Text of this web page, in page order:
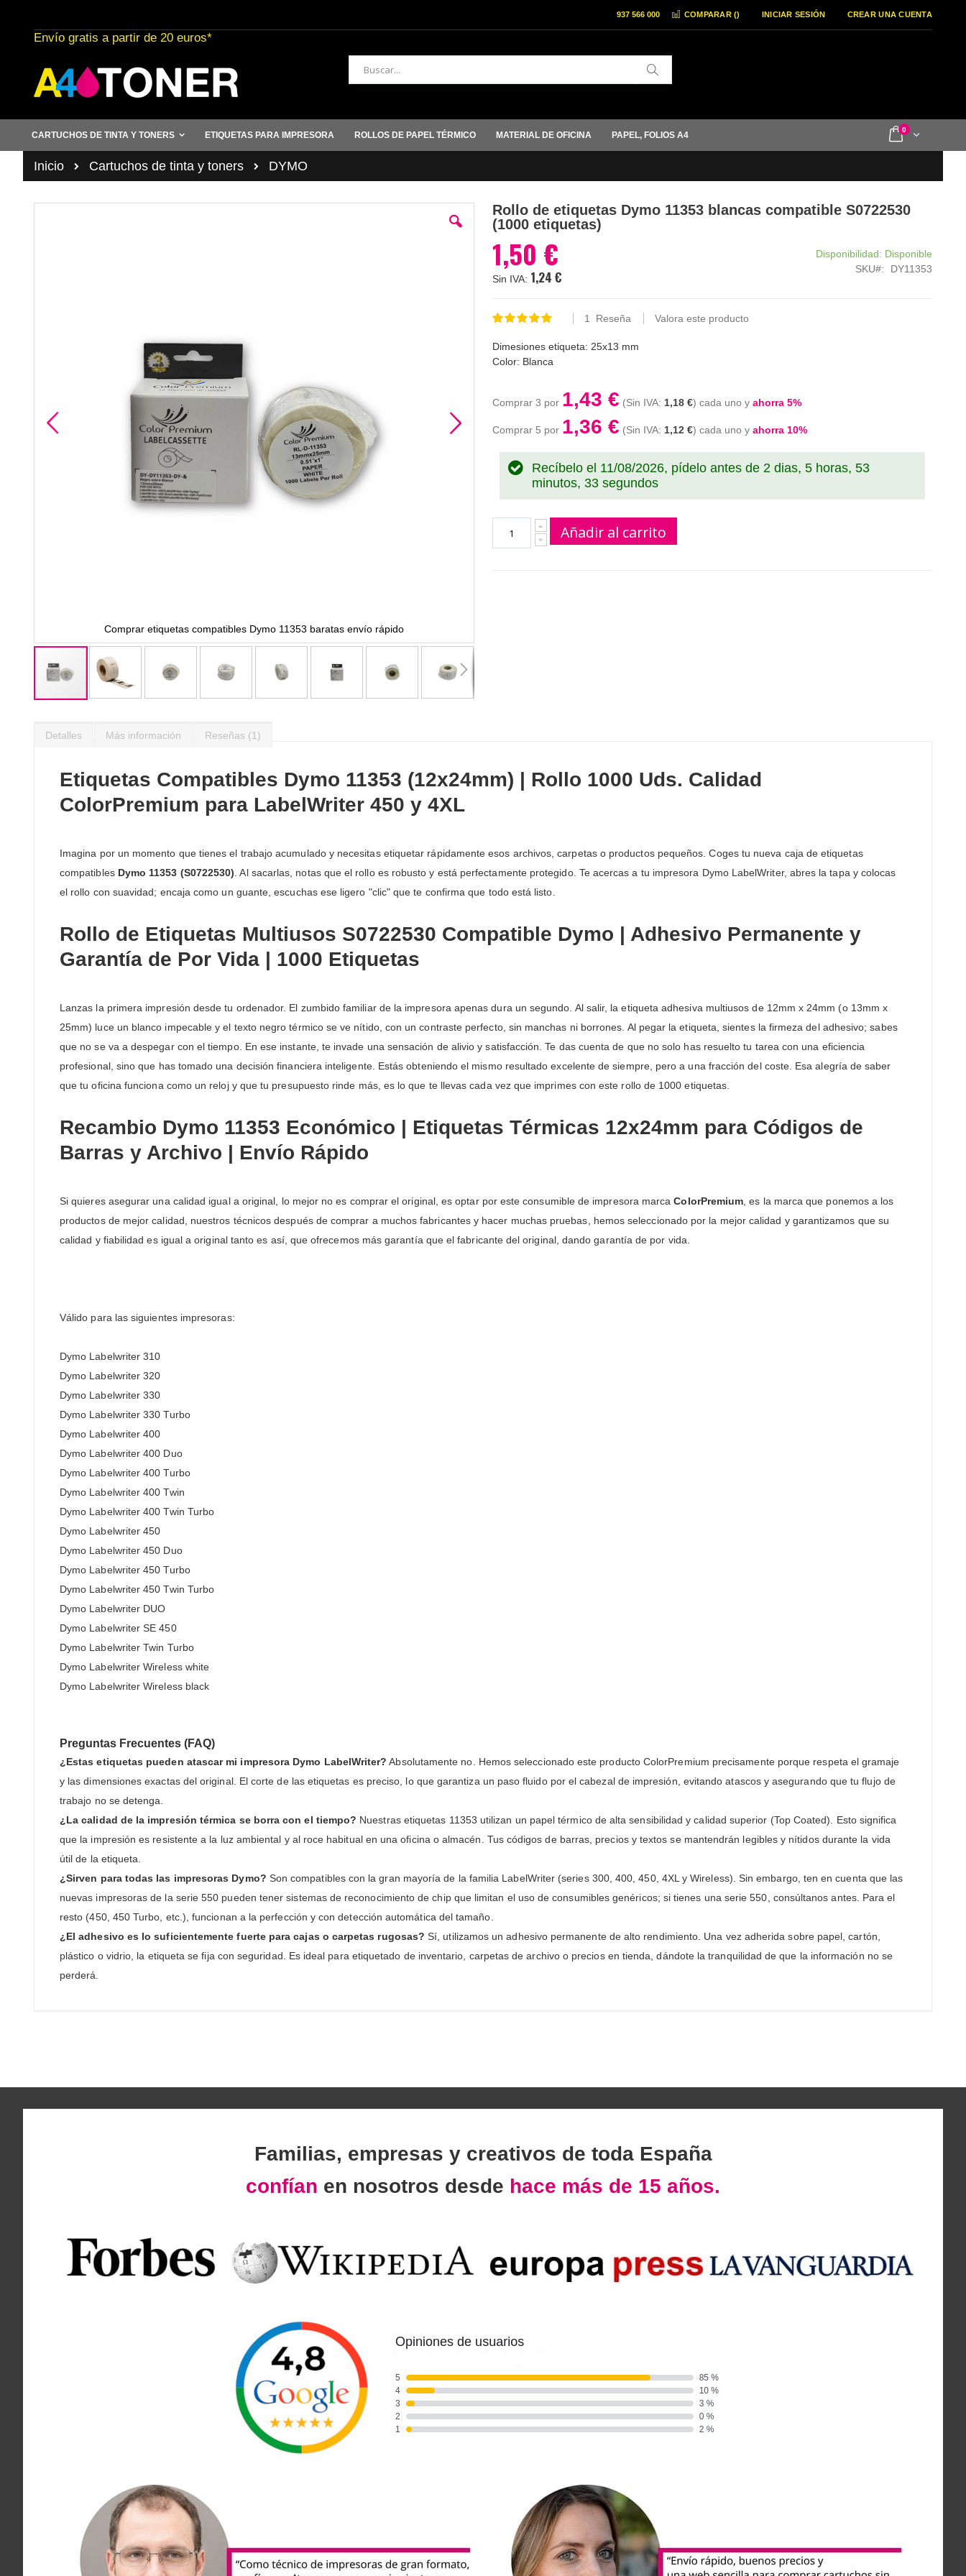
al
contenido
COMPARAR () INICIAR SESIÓN CREAR UNA CUENTA
937 566 000
Envío gratis a partir de 20 euros*
Buscar
Cart
0items
CARTUCHOS DE TINTA Y TONERS ETIQUETAS PARA IMPRESORA ROLLOS DE PAPEL TÉRMICO MATERIAL DE OFICINA PAPEL, FOLIOS A4
Inicio Cartuchos de tinta y toners DYMO
Comprar etiquetas compatibles Dymo 11353 baratas envío rápido
comienzo
galería
imágenes
Rollo de etiquetas Dymo 11353 blancas compatible S0722530
(1000 etiquetas)
1,50 €
1,24 €
Disponibilidad: Disponible
SKU
DY11353
Valoración:
1 Reseña Valora este producto
Dimesiones etiqueta: 25x13 mm
Color: Blanca
Comprar 3 por 1,43 € 1,18 € cada uno y ahorra 5%
Comprar 5 por 1,36 € 1,12 € cada uno y ahorra 10%
Recíbelo el 11/08/2026, pídelo antes de 2 dias, 5 horas, 53
minutos, 32 segundos
Añadir al carrito
Detalles
Etiquetas Compatibles Dymo 11353 (12x24mm) | Rollo 1000 Uds. Calidad
ColorPremium para LabelWriter 450 y 4XL
Imagina por un momento que tienes el trabajo acumulado y necesitas etiquetar rápidamente esos archivos, carpetas o productos pequeños. Coges tu nueva caja de etiquetas
compatibles Dymo 11353 (S0722530) . Al sacarlas, notas que el rollo es robusto y está perfectamente protegido. Te acercas a tu impresora Dymo LabelWriter, abres la tapa y colocas
el rollo con suavidad; encaja como un guante, escuchas ese ligero "clic" que te confirma que todo está listo.
Rollo de Etiquetas Multiusos S0722530 Compatible Dymo | Adhesivo Permanente y
Garantía de Por Vida | 1000 Etiquetas
Lanzas la primera impresión desde tu ordenador. El zumbido familiar de la impresora apenas dura un segundo. Al salir, la etiqueta adhesiva multiusos de 12mm x 24mm (o 13mm x
25mm) luce un blanco impecable y el texto negro térmico se ve nítido, con un contraste perfecto, sin manchas ni borrones. Al pegar la etiqueta, sientes la firmeza del adhesivo; sabes
que no se va a despegar con el tiempo. En ese instante, te invade una sensación de alivio y satisfacción. Te das cuenta de que no solo has resuelto tu tarea con una eficiencia
profesional, sino que has tomado una decisión financiera inteligente. Estás obteniendo el mismo resultado excelente de siempre, pero a una fracción del coste. Esa alegría de saber
que tu oficina funciona como un reloj y que tu presupuesto rinde más, es lo que te llevas cada vez que imprimes con este rollo de 1000 etiquetas.
Recambio Dymo 11353 Económico | Etiquetas Térmicas 12x24mm para Códigos de
Barras y Archivo | Envío Rápido
Si quieres asegurar una calidad igual a original, lo mejor no es comprar el original, es optar por este consumible de impresora marcaColorPremium , es la marca que ponemos a los
productos de mejor calidad, nuestros técnicos después de comprar a muchos fabricantes y hacer muchas pruebas, hemos seleccionado por la mejor calidad y garantizamos que su
calidad y fiabilidad es igual a original tanto es así, que ofrecemos más garantía que el fabricante del original, dando garantía de por vida.
Válido para las siguientes impresoras:
Dymo Labelwriter 310
Dymo Labelwriter 320
Dymo Labelwriter 330
Dymo Labelwriter 330 Turbo
Dymo Labelwriter 400
Dymo Labelwriter 400 Duo
Dymo Labelwriter 400 Turbo
Dymo Labelwriter 400 Twin
Dymo Labelwriter 400 Twin Turbo
Dymo Labelwriter 450
Dymo Labelwriter 450 Duo
Dymo Labelwriter 450 Turbo
Dymo Labelwriter 450 Twin Turbo
Dymo Labelwriter DUO
Dymo Labelwriter SE 450
Dymo Labelwriter Twin Turbo
Dymo Labelwriter Wireless white
Dymo Labelwriter Wireless black
Preguntas Frecuentes (FAQ)
¿Estas etiquetas pueden atascar mi impresora Dymo LabelWriter? Absolutamente no. Hemos seleccionado este producto ColorPremium precisamente porque respeta el gramaje
y las dimensiones exactas del original. El corte de las etiquetas es preciso, lo que garantiza un paso fluido por el cabezal de impresión, evitando atascos y asegurando que tu flujo de
trabajo no se detenga.
¿La calidad de la impresión térmica se borra con el tiempo? Nuestras etiquetas 11353 utilizan un papel térmico de alta sensibilidad y calidad superior (Top Coated). Esto significa
que la impresión es resistente a la luz ambiental y al roce habitual en una oficina o almacén. Tus códigos de barras, precios y textos se mantendrán legibles y nítidos durante la vida
útil de la etiqueta.
¿Sirven para todas las impresoras Dymo? Son compatibles con la gran mayoría de la familia LabelWriter (series 300, 400, 450, 4XL y Wireless). Sin embargo, ten en cuenta que las
nuevas impresoras de la serie 550 pueden tener sistemas de reconocimiento de chip que limitan el uso de consumibles genéricos; si tienes una serie 550, consúltanos antes. Para el
resto (450, 450 Turbo, etc.), funcionan a la perfección y con detección automática del tamaño.
¿El adhesivo es lo suficientemente fuerte para cajas o carpetas rugosas? Sí, utilizamos un adhesivo permanente de alto rendimiento. Una vez adherida sobre papel, cartón,
plástico o vidrio, la etiqueta se fija con seguridad. Es ideal para etiquetado de inventario, carpetas de archivo o precios en tienda, dándote la tranquilidad de que la información no se
perderá.
Más información Reseñas 1
Familias, empresas y creativos de toda España
confían en nosotros desde hace más de 15 años.